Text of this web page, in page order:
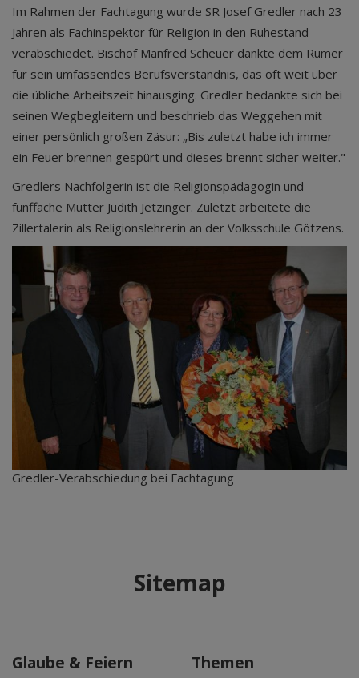
Im Rahmen der Fachtagung wurde SR Josef Gredler nach 23
Jahren als Fachinspektor für Religion in den Ruhestand
verabschiedet. Bischof Manfred Scheuer dankte dem Rumer
für sein umfassendes Berufsverständnis, das oft weit über
die übliche Arbeitszeit hinausging. Gredler bedankte sich bei
seinen Wegbegleitern und beschrieb das Weggehen mit
einer persönlich großen Zäsur: „Bis zuletzt habe ich immer
ein Feuer brennen gespürt und dieses brennt sicher weiter."
Gredlers Nachfolgerin ist die Religionspädagogin und
fünffache Mutter Judith Jetzinger. Zuletzt arbeitete die
Zillertalerin als Religionslehrerin an der Volksschule Götzens.
Gredler-Verabschiedung bei Fachtagung
Sitemap
Glaube & Feiern Themen